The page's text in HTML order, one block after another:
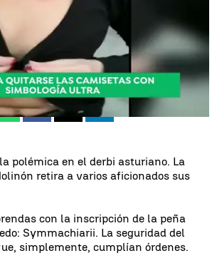
Madrid
de 2019, 16:22
WhatsappFacebook Linkedin
polémica en el derbi asturiano. La
retira a varios aficionados sus
con la inscripción de la peña
Symmachiarii. La seguridad del
simplemente, cumplían órdenes.